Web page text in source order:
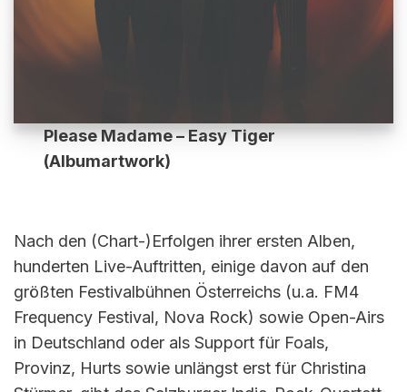
Please Madame – Easy Tiger
(Albumartwork)
Nach den (Chart-)Erfolgen ihrer ersten Alben,
hunderten Live-Auftritten, einige davon auf den
größten Festivalbühnen Österreichs (u.a. FM4
Frequency Festival, Nova Rock) sowie Open-Airs
in Deutschland oder als Support für Foals,
Provinz, Hurts sowie unlängst erst für Christina